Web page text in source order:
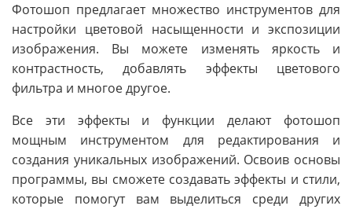
Фотошоп предлагает множество инструментов для
настройки цветовой насыщенности и экспозиции
изображения. Вы можете изменять яркость и
контрастность, добавлять эффекты цветового
фильтра и многое другое.
Все эти эффекты и функции делают фотошоп
мощным инструментом для редактирования и
создания уникальных изображений. Освоив основы
программы, вы сможете создавать эффекты и стили,
которые помогут вам выделиться среди других